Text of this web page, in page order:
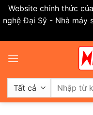
Website chính thức
nghệ Đại Sỹ - Nhà máy
qua
dung
Tìm
kiếm: